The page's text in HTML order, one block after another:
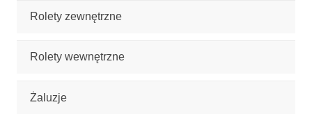
Rolety zewnętrzne
Rolety wewnętrzne
Żaluzje